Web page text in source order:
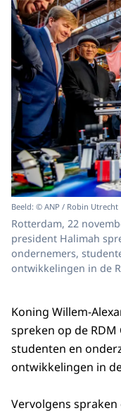
Beeld: © ANP / Robin Utrecht
Rotterdam, 22
president Halimah
ondernemers,
ontwikkelingen in de
Koning Willem-
spreken op de
studenten en
ontwikkelingen in
Vervolgens